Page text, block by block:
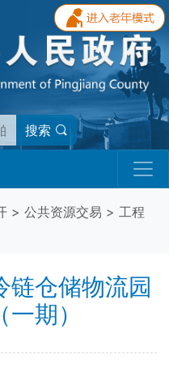
搜索
> 公共资源交易 > 工程
链仓储物流园
期）